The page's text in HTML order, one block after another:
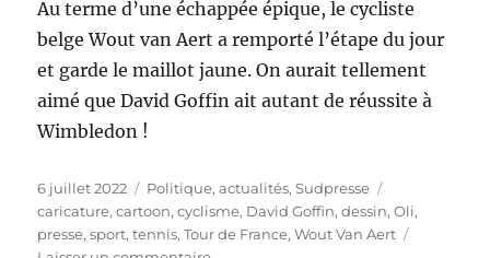
Au terme d’une échappée épique, le cycliste
belge Wout van Aert a remporté l’étape du jour
et garde le maillot jaune. On aurait tellement
aimé que David Goffin ait autant de réussite à
Wimbledon !
Publié
le
6 juillet 2022 Catégories
Politique, actualités,Sudpresse
caricature,cartoon,cyclisme, David Goffin,dessin,Oli,
presse,sport,tennis,Tour de France,Wout Van Aert